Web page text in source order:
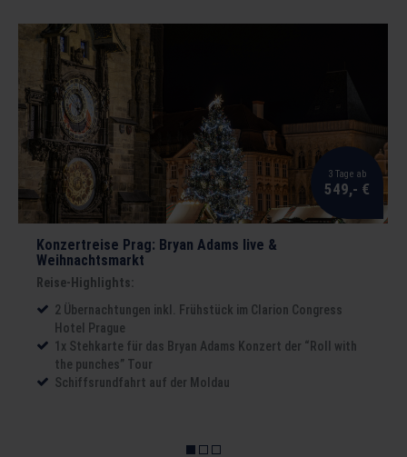
3 Tage ab
549,- €
Konzertreise Prag: Bryan Adams live &
Weihnachtsmarkt
Reise-Highlights:
2 Übernachtungen inkl. Frühstück im Clarion Congress
Hotel Prague
1x Stehkarte für das Bryan Adams Konzert der “Roll with
the punches” Tour
Schiffsrundfahrt auf der Moldau